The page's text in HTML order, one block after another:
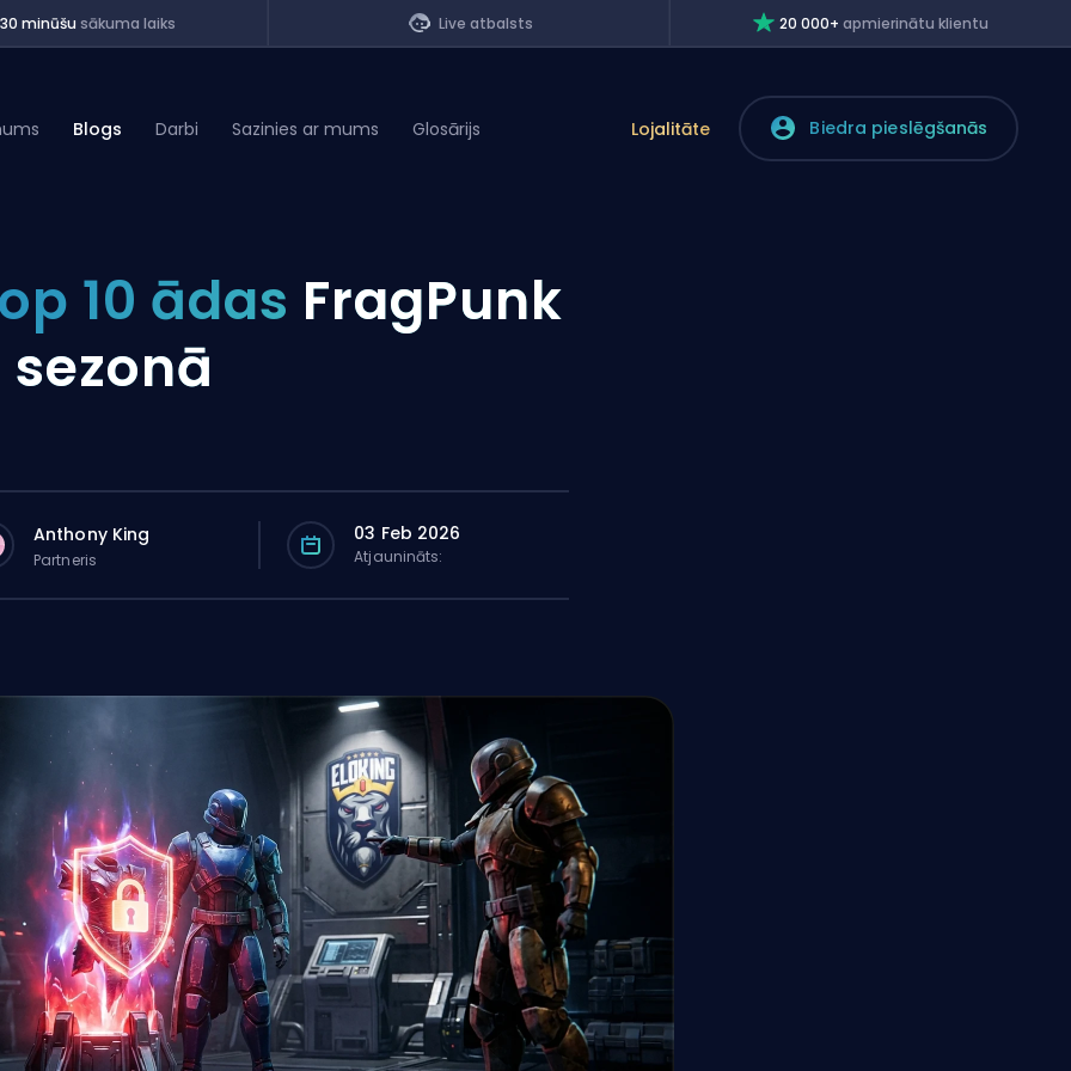
minūšu sākuma laiks Live atbalsts 20 000+apmierinātu klientu
Blogs Darbi Sazinies ar mums Glosārijs Lojalitāte Biedra pieslēgšanās
10 ādas FragPunk
sezonā
Anthony King
Partneris
03 Feb 2026
Atjaunināts: